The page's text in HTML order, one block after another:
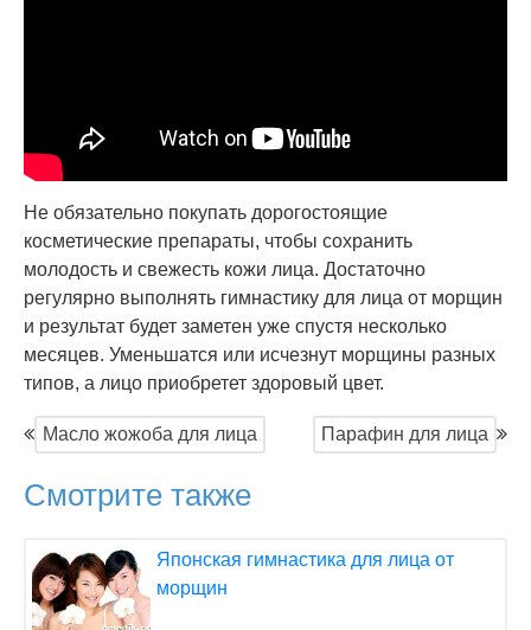
Не обязательно покупать дорогостоящие
косметические препараты, чтобы сохранить
молодость и свежесть кожи лица. Достаточно
регулярно выполнять гимнастику для лица от морщин
и результат будет заметен уже спустя несколько
месяцев. Уменьшатся или исчезнут морщины разных
типов, а лицо приобретет здоровый цвет.
Масло жожоба для лица Парафин для лица
Смотрите также
Японская гимнастика для лица от
морщин